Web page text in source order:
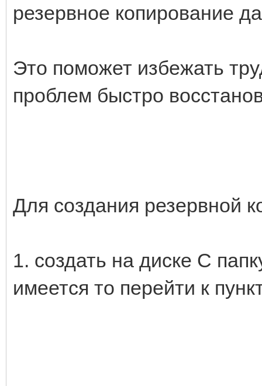
резервное копирование
Это поможет избежать
проблем быстро
Для создания резервной
1. создать на диске С
имеется то перейти к